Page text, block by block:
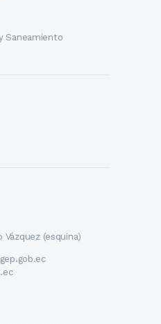
Saneamiento
Vázquez (esquina)